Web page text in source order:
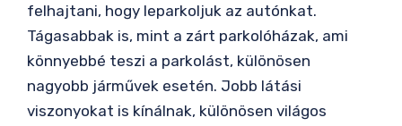
felhajtani, hogy leparkoljuk az autónkat.
Tágasabbak is, mint a zárt parkolóházak, ami
könnyebbé teszi a parkolást, különösen
nagyobb járművek esetén. Jobb látási
viszonyokat is kínálnak, különösen világos